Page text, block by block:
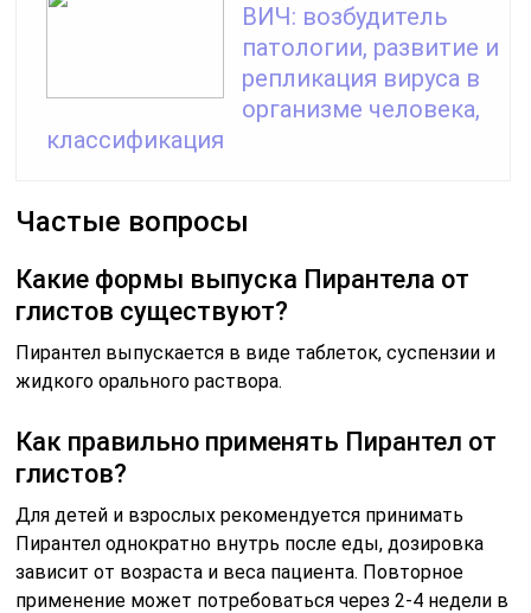
ВИЧ: возбудитель
патологии, развитие и
репликация вируса в
организме человека,
классификация
Частые вопросы
Какие формы выпуска Пирантела от
глистов существуют?
Пирантел выпускается в виде таблеток, суспензии и
жидкого орального раствора.
Как правильно применять Пирантел от
глистов?
Для детей и взрослых рекомендуется принимать
Пирантел однократно внутрь после еды, дозировка
зависит от возраста и веса пациента. Повторное
применение может потребоваться через 2-4 недели в